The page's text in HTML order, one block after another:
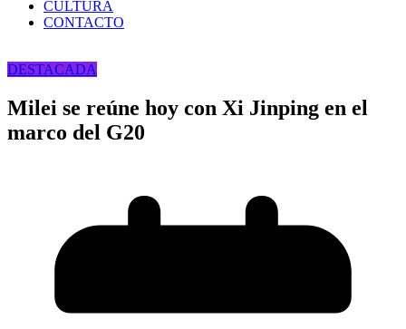
CULTURA
CONTACTO
DESTACADA
Milei se reúne hoy con Xi Jinping en el
marco del G20